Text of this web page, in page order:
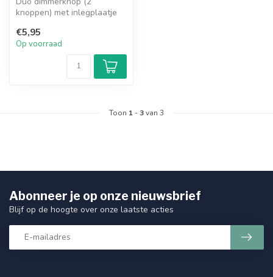
knoppen) met inlegplaatje
afdekraa...
€5,95
Op voorraad
Toon 1 -3van 3
Abonneer je op onze nieuwsbrief
Blijf op de hoogte over onze laatste acties